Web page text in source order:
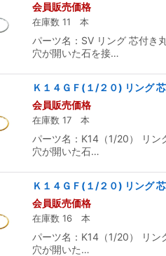
会員販売価格
在庫数 11 本
パーツ名：SV リング 芯付き
穴が開いた石を接…
Ｋ１４ＧＦ(１/２０) リング
会員販売価格
在庫数 17 本
パーツ名：K14（1/20） リン
穴が開いた石…
Ｋ１４ＧＦ(１/２０) リング
会員販売価格
在庫数 16 本
パーツ名：K14（1/20） リン
穴が開いた…